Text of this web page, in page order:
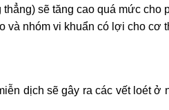
thẳng) sẽ tăng cao quá mức
và nhóm vi khuẩn có lợi cho cơ
dịch sẽ gây ra các vết loét